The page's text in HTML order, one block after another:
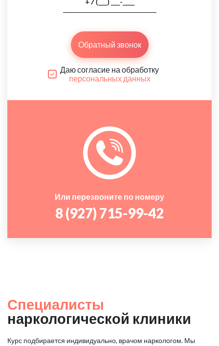
Обратный звонок
Даю согласие на обработку
персональных данных
Или перезвоните по номеру
8 (927) 715-99-42
Специалисты
наркологической клиники
Курс подбирается индивидуально, врачом наркологом. Мы